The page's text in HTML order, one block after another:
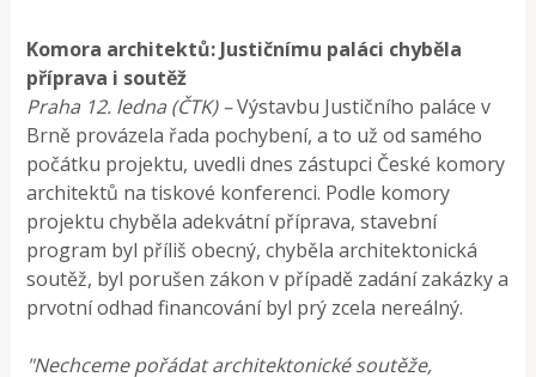
Komora architektů: Justičnímu paláci chyběla
příprava i soutěž
Praha 12. ledna (ČTK) –Výstavbu Justičního paláce v
Brně provázela řada pochybení, a to už od samého
počátku projektu, uvedli dnes zástupci České komory
architektů na tiskové konferenci. Podle komory
projektu chyběla adekvátní příprava, stavební
program byl příliš obecný, chyběla architektonická
soutěž, byl porušen zákon v případě zadání zakázky a
prvotní odhad financování byl prý zcela nereálný.
"Nechceme pořádat architektonické soutěže,